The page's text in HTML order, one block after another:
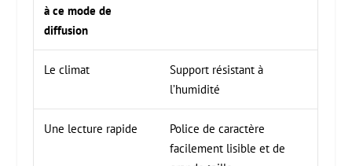
à ce mode de
diffusion
Le climat
Support résistant à
l’humidité
Une lecture rapide
Police de caractère
facilement lisible et de